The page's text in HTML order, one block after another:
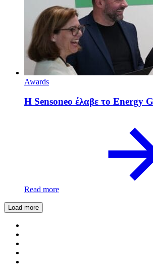
Awards
Η Sensoneo έλαβε το Energy
Read more
Load more